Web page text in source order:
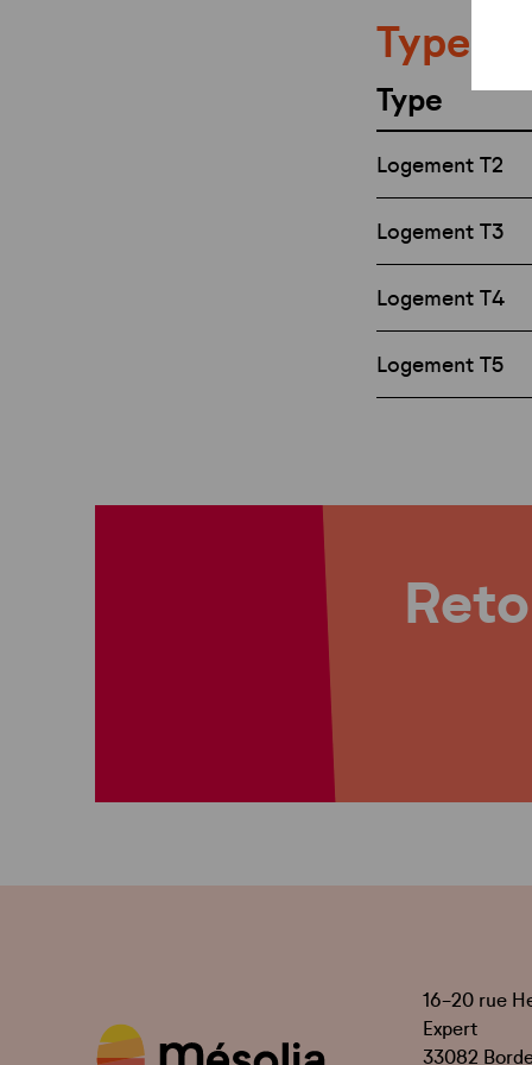
Types
Type
Logement T2
Logement T3
Logement T4
Logement T5
16-20 rue
Expert
33082